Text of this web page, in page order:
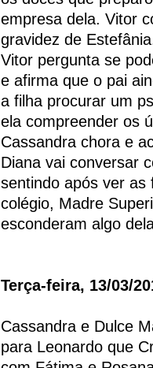
empresa dela. Vitor
gravidez de
Vitor pergunta se
e afirma que o pai
a filha procurar um
ela compreender os
Cassandra chora e
Diana vai conversar
sentindo após ver as
colégio, Madre
esconderam algo
Terça-feira, 13/03/
Cassandra e Dulce
para Leonardo que